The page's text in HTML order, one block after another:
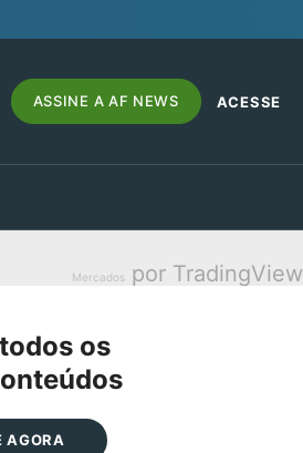
Search
for:
ASSINE A AF NEWS ACESSE
Mercados por TradingView
os
AGORA